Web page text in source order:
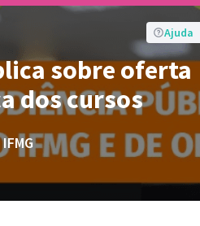
Ajuda
sobre oferta
dos cursos
IFMG